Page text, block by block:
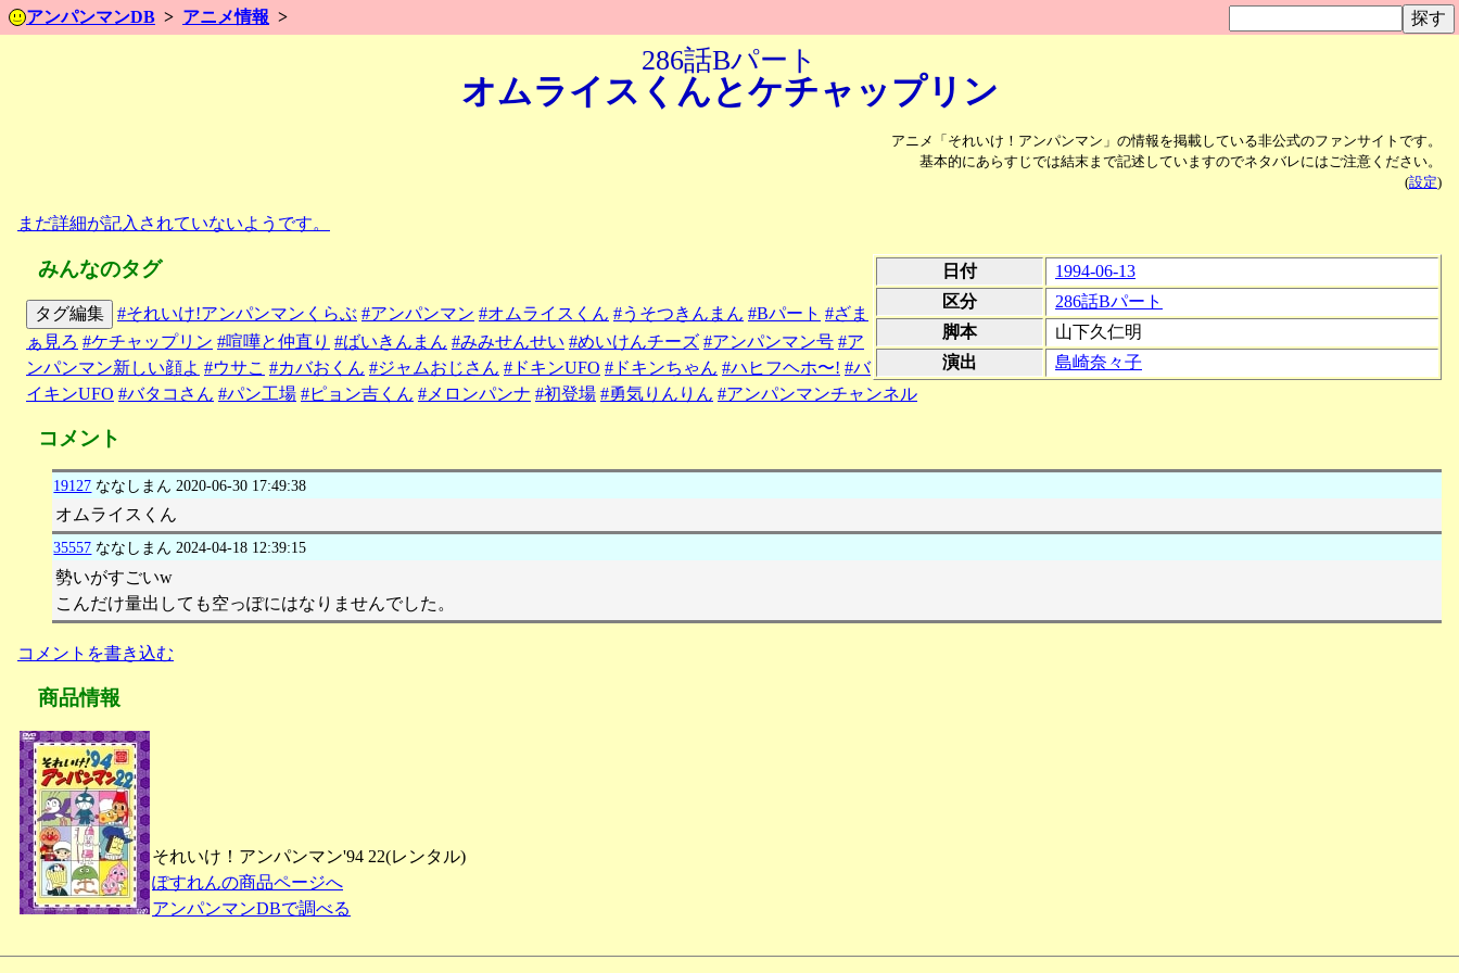
アンパンマンDB アニメ情報
286話Bパート
オムライスくんとケチャップリン
アニメ「それいけ！アンパンマン」の情報を掲載している非公式のファンサイトです。
基本的にあらすじでは結末まで記述していますのでネタバレにはご注意ください。
(設定)
まだ詳細が記入されていないようです。
日付
1994-06-13
区分
286話Bパート
脚本
山下久仁明
演出
島崎奈々子
みんなのタグ
タグ編集 #それいけ!アンパンマンくらぶ #アンパンマン #オムライスくん #うそつきんまん #Bパート #ざま
ぁ見ろ #ケチャップリン #喧嘩と仲直り #ばいきんまん #みみせんせい #めいけんチーズ #アンパンマン号 #ア
ンパンマン新しい顔よ #ウサこ #カバおくん #ジャムおじさん #ドキンUFO #ドキンちゃん #ハヒフヘホ〜! #バ
イキンUFO #バタコさん #パン工場 #ピョン吉くん #メロンパンナ #初登場 #勇気りんりん #アンパンマンチャンネル
コメント
19127 ななしまん 2020-06-30 17:49:38
オムライスくん
35557 ななしまん 2024-04-18 12:39:15
勢いがすごいw
こんだけ量出しても空っぽにはなりませんでした。
コメントを書き込む
商品情報
それいけ！アンパンマン'94 22(レンタル)
ぽすれんの商品ページへ
アンパンマンDBで調べる